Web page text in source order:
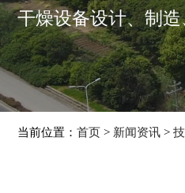
干燥设备设计、制
当前位置： 首页 > 新闻资讯 >